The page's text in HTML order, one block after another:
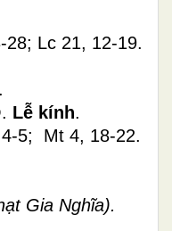
Lc 21, 12-19.
Lễ kính.
5; Mt 4, 18-22.
Gia Nghĩa).